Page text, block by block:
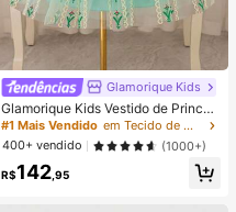
Glamorique Kids
Glamorique Kids Vestido de Princes
a para Menina Jovem, Vestido de P
rincesa de Tule Verde, Festa de Ani
versário, Vestido Formal de Casame
nto e Feriado, Roupa de Festa, Pain
el Frontal com Estampa Glitter Verd
#1 Mais Vendido
em Tecido de malha Roupas de festa para meninas
400+ vendido
(1000+)
R$142 ,95